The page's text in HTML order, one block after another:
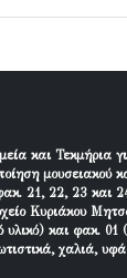
και Τεκμήρια
μουσειακού
21, 22, 23 και
Κυριάκου
και φακ.
χαλιά,